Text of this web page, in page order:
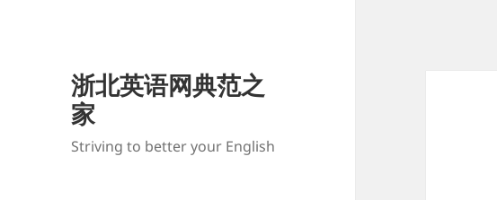
浙北英语网典范之
家
Striving to better your English